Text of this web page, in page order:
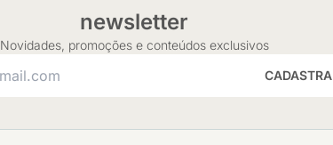
newsletter
Novidades, promoções e conteúdos exclusivos